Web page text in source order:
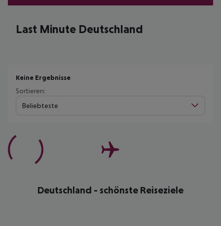
Last Minute Deutschland
Keine Ergebnisse
Sortieren:
Beliebteste
Deutschland - schönste Reiseziele